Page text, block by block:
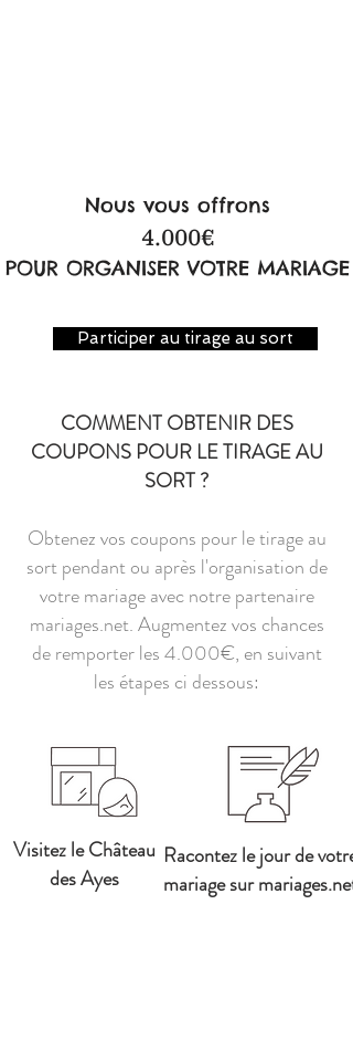
Nous vous offrons
4.000€
POUR ORGANISER VOTRE MARIAGE
Participer au tirage au sort
COMMENT OBTENIR DES
COUPONS POUR LE TIRAGE AU
SORT ?
Obtenez vos coupons pour le tirage au
sort pendant ou après l'organisation de
votre mariage avec notre partenaire
mariages.net. Augmentez vos chances
de remporter les 4.000€, en suivant
les étapes ci dessous:
Visitez le Château
des Ayes
Racontez le jour de votre
mariage sur mariages.net